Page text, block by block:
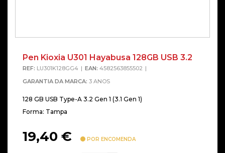
Pen Kioxia U301 Hayabusa 128GB USB 3.2
REF: LU301K128GG4 EAN: 4582563855502
GARANTIA DA MARCA: 3 ANOS
128 GB USB Type-A 3.2 Gen 1 (3.1 Gen 1)
Forma: Tampa
19,40 € POR ENCOMENDA